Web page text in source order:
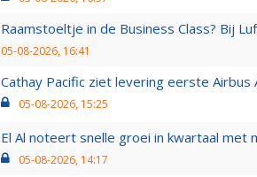
Raamstoeltje in de Business Class? Bij
05-08-2026, 16:41
Cathay Pacific ziet levering eerste
05-08-2026, 15:25
El Al noteert snelle groei in kwartaal met
05-08-2026, 14:17